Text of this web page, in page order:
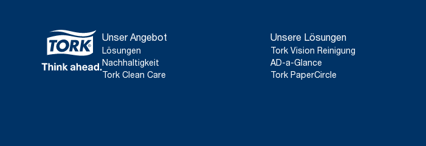
abdecken. Da es sich bei
die CO2-Berichterstattung
Panel test conducted by
and mixed rags were
Unser Angebot
Lösungen
Nachhaltigkeit
Tork Clean Care
Unsere Lösungen
Tork Vision Reinigung
AD-a-Glance
Tork PaperCircle